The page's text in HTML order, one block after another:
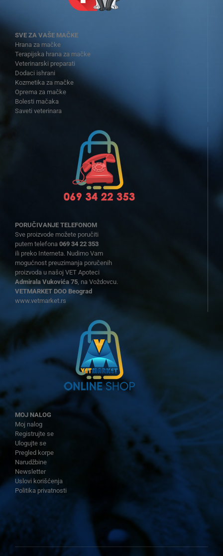
SVE ZA VAŠE MAČKE
Hrana za mačke
Terapijska hrana za mačke
Veterinarski preparati
Dodaci ishrani
Kozmetika za mačke
Oprema za mačke
Bolesti mačaka
Saveti veterinara
PORUČIVANJE TELEFONOM
Sve proizvode možete poručiti
putem telefona 069 34 22 353
ili preko Interneta. Nudimo Vam
mogućnost preuzimanja poručenih
proizvoda u našoj VET Apoteci
Admirala Vukovića 75, na Voždovcu.
VETMARKET DOO Beograd
www.vetmarket.rs
MOJ NALOG
Moj nalog
Registrujte se
Ulogujte se
Pregled korpe
Narudžbine
Newsletter
Uslovi korišćenja
Politika privatnosti